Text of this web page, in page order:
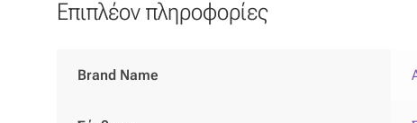
Επιπλέον πληροφορίες
Brand Name